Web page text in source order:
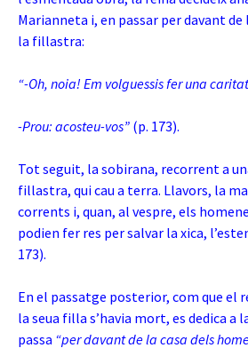
Marianneta i, en passar per davant de
la fillastra:
“-Oh, noia! Em volguessis fer una
-Prou: acosteu-vos” (p. 173).
Tot seguit, la sobirana, recorrent a
fillastra, qui cau a terra. Llavors, la
corrents i, quan, al vespre, els
podien fer res per salvar la xica,
173).
En el passatge posterior, com que el
la seua filla s’havia mort, es dedica a
passa “per davant de la casa dels